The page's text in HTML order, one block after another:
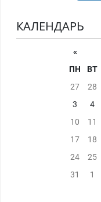
КАЛЕНДАРЬ
«
ПН
ВТ
27
28
3
4
10
11
17
18
24
25
31
1